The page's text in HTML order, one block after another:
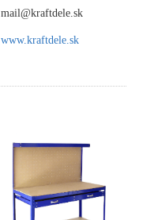
mail@kraftdele.sk
www.kraftdele.sk